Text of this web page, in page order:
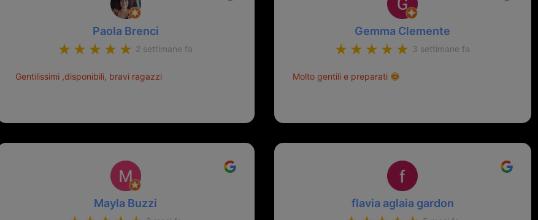
Paola Brenci
2 settimane fa
Gentilissimi ,disponibili, bravi ragazzi
Gemma Clemente
3 settimane fa
Molto gentili e preparati
Mayla Buzzi flavia aglaia gardon